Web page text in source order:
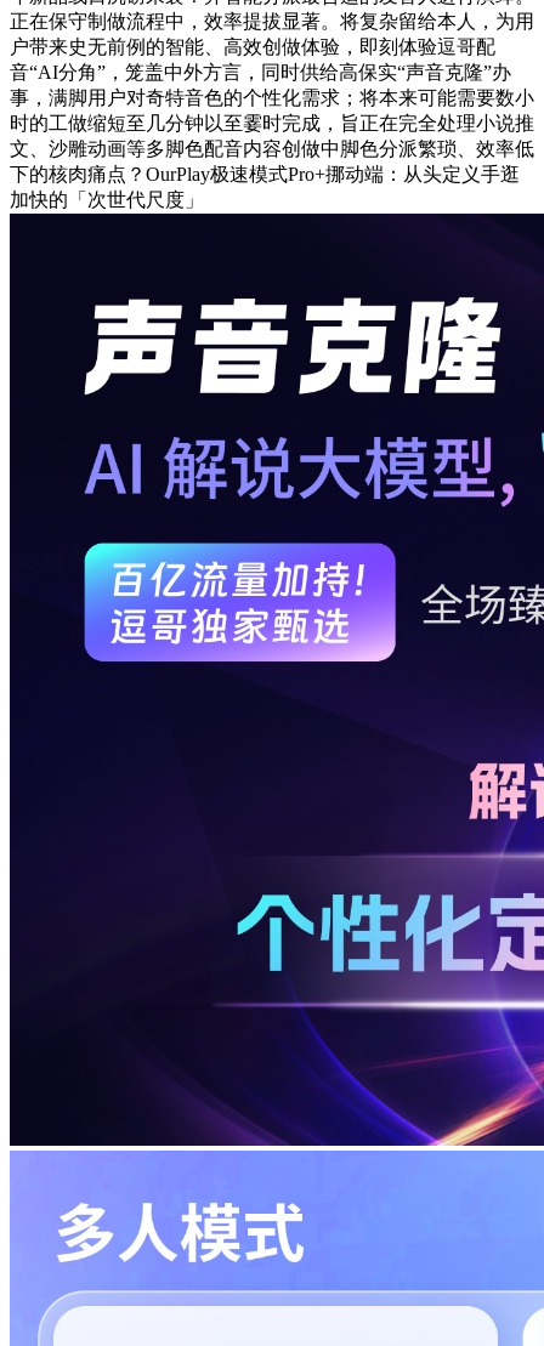
正在保守制做流程中，效率提拔显著。将复杂留给本人，为用
户带来史无前例的智能、高效创做体验，即刻体验逗哥配
音“AI分角”，笼盖中外方言，同时供给高保实“声音克隆”办
事，满脚用户对奇特音色的个性化需求；将本来可能需要数小
时的工做缩短至几分钟以至霎时完成，旨正在完全处理小说推
文、沙雕动画等多脚色配音内容创做中脚色分派繁琐、效率低
下的核肉痛点？OurPlay极速模式Pro+挪动端：从头定义手逛
加快的「次世代尺度」